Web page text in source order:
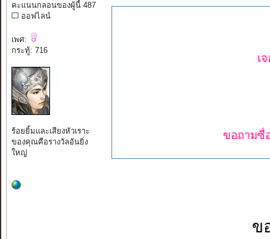
คะแนนกลอนของผู้นี้ 487
ออฟไลน์
เพศ:
กระทู้: 716
ร้อยยิ้มและเสียงหัวเราะ
ของคุณคือรางวัลอันยิ่ง
ใหญ่
เ
ขอถามซื่
ข